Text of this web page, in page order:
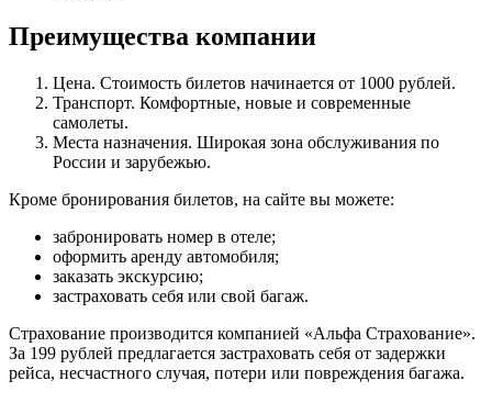
Преимущества компании
Цена. Стоимость билетов начинается от 1000 рублей.
Транспорт. Комфортные, новые и современные
самолеты.
Места назначения. Широкая зона обслуживания по
России и зарубежью.
Кроме бронирования билетов, на сайте вы можете:
забронировать номер в отеле;
оформить аренду автомобиля;
заказать экскурсию;
застраховать себя или свой багаж.
Страхование производится компанией «Альфа Страхование».
За 199 рублей предлагается застраховать себя от задержки
рейса, несчастного случая, потери или повреждения багажа.